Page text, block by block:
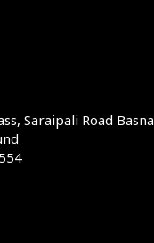
Saraipali Road Basna